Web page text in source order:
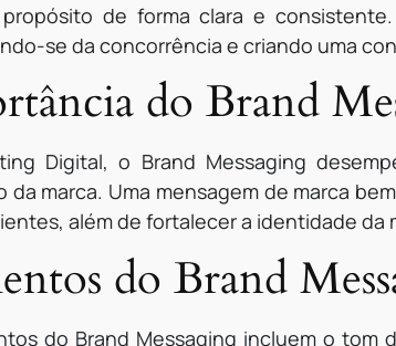
de forma clara e
se da concorrência e criando uma
do Brand
Digital, o Brand Messaging
da marca. Uma mensagem de marca
além de fortalecer a identidade da
do Brand
do Brand Messaging incluem o tom